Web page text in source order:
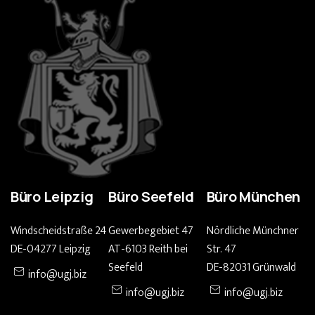
Büro Leipzig
Windscheidstraße 24
DE-04277 Leipzig
info@ugj.biz
Büro Seefeld
Gewerbegebiet 47
AT-6103 Reith bei
Seefeld
info@ugj.biz
Büro München
Nördliche Münchner
Str. 47
DE-82031 Grünwald
info@ugj.biz